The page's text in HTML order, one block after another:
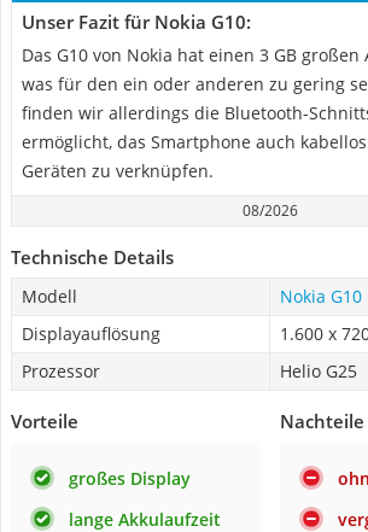
Unser Fazit für Nokia G10:
Das G10 von Nokia hat einen 3 GB
was für den ein oder anderen zu gering
finden wir allerdings die Bluetooth-
ermöglicht, das Smartphone auch
Geräten zu verknüpfen.
08/2026
Technische Details
Modell
Nokia G10
Displayauflösung
1.600 x
Prozessor
Helio G25
Vorteile
großes Display
lange Akkulaufzeit
Nachteile